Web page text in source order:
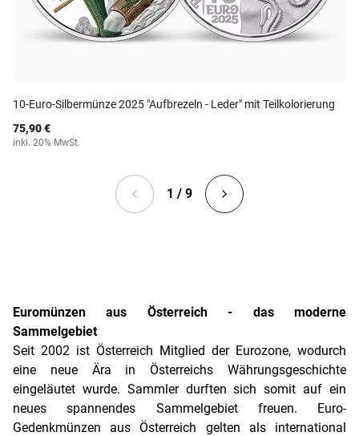
10-Euro-Silbermünze 2025 "Aufbrezeln - Leder" mit Teilkolorierung
75,90 €
inkl. 20% MwSt.
1 / 9
Euromünzen aus Österreich - das moderne
Sammelgebiet
Seit 2002 ist Österreich Mitglied der Eurozone, wodurch
eine neue Ära in Österreichs Währungsgeschichte
eingeläutet wurde. Sammler durften sich somit auf ein
neues spannendes Sammelgebiet freuen. Euro-
Gedenkmünzen aus Österreich gelten als international